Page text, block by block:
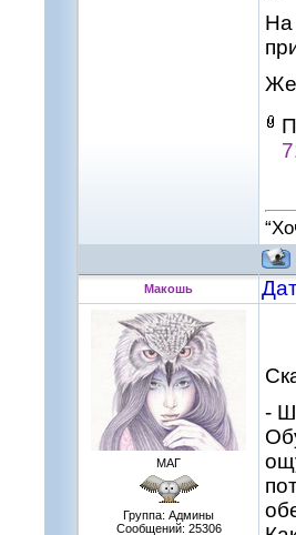
На
Макошь
МАГ
Группа: Админы
Сообщений: 25306
-